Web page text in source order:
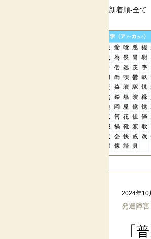
新着順-全て
ペア
過去
「
発達障
2024年10